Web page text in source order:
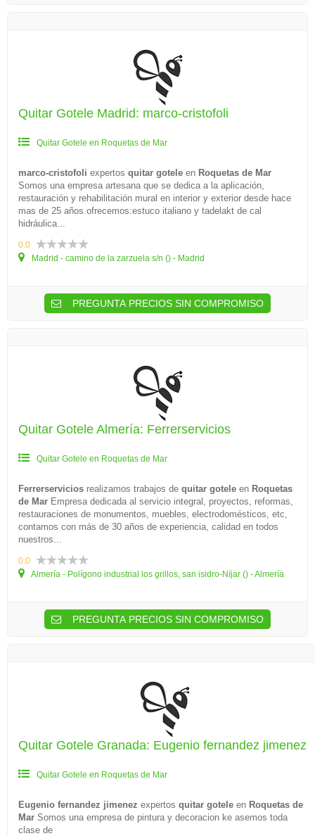
Quitar Gotele Madrid: marco-cristofoli
Quitar Gotele en Roquetas de Mar
marco-cristofoli expertos quitar gotele en Roquetas de Mar
Somos una empresa artesana que se dedica a la aplicación,
restauración y rehabilitación mural en interior y exterior desde hace
mas de 25 años.ofrecemos:estuco italiano y tadelakt de cal
hidráulica...
0.0
Madrid - camino de la zarzuela s/n () - Madrid
PREGUNTA PRECIOS SIN COMPROMISO
Quitar Gotele Almería: Ferrerservicios
Quitar Gotele en Roquetas de Mar
Ferrerservicios realizamos trabajos de quitar gotele en Roquetas
de Mar Empresa dedicada al servicio integral, proyectos, reformas,
restauraciones de monumentos, muebles, electrodomésticos, etc,
contamos con más de 30 años de experiencia, calidad en todos
nuestros...
0.0
Almería - Polígono industrial los grillos, san isidro-Níjar () - Almería
PREGUNTA PRECIOS SIN COMPROMISO
Quitar Gotele Granada: Eugenio fernandez jimenez
Quitar Gotele en Roquetas de Mar
Eugenio fernandez jimenez expertos quitar gotele en Roquetas de
Mar Somos una empresa de pintura y decoracion ke asemos toda
clase de